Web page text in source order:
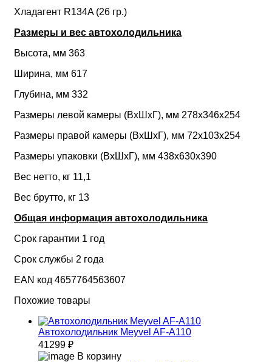
Хладагент R134A (26 гр.)
Размеры и вес автохолодильника
Высота, мм 363
Ширина, мм 617
Глубина, мм 332
Размеры левой камеры (ВхШхГ), мм 278х346х254
Размеры правой камеры (ВхШхГ), мм 72х103х254
Размеры упаковки (ВxШxГ), мм 438х630х390
Вес нетто, кг 11,1
Вес брутто, кг 13
Общая информация автохолодильника
Срок гарантии 1 год
Срок службы 2 года
EAN код 4657764563607
Похожие товары
Автохолодильник Meyvel AF-A110
41299 ₽
В корзину